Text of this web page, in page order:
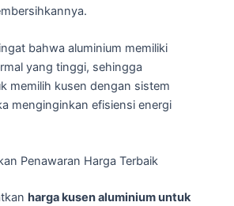
bahwa aluminium memiliki
yang tinggi, sehingga
memilih kusen dengan sistem
menginginkan efisiensi energi
Penawaran Harga Terbaik
harga kusen aluminium untuk